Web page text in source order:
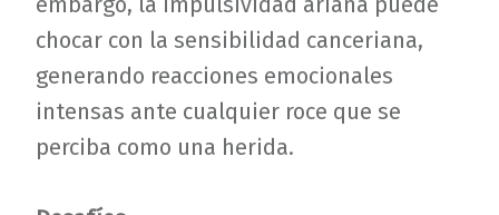
chocar con la sensibilidad canceriana,
generando reacciones emocionales
intensas ante cualquier roce que se
perciba como una herida.